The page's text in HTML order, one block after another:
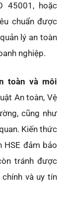
45001, hoặc
chuẩn được
lý an toàn
nghiệp.
toàn và môi
An toàn, Vệ
cũng như
Kiến thức
HSE đảm bảo
tránh được
và uy tín